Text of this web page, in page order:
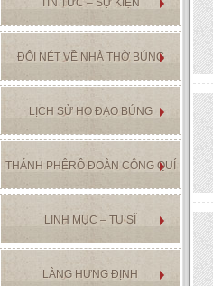
TIN TỨC – SỰ KIỆN
ĐÔI NÉT VỀ NHÀ THỜ BÚNG
LỊCH SỬ HỌ ĐẠO BÚNG
THÁNH PHÊRÔ ĐOÀN CÔNG QUÍ
LINH MỤC – TU SĨ
LÀNG HƯNG ĐỊNH